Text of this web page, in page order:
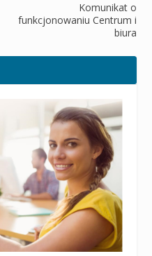
Komunikat o
funkcjonowaniu Centrum i
biura